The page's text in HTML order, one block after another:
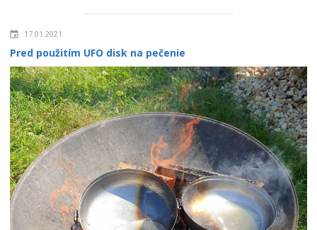
17.01.2021
Pred použitím UFO disk na pečenie